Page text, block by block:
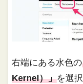
右端にある水色の
Kernel）」を選